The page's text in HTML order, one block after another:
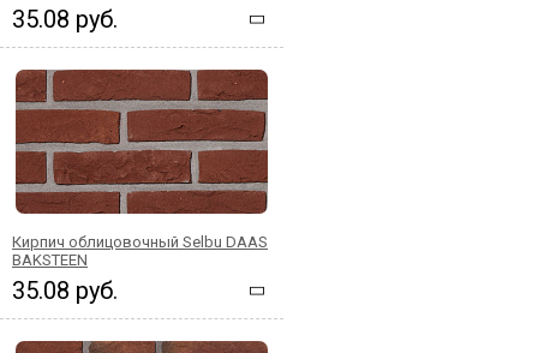
35.08 руб.
Кирпич облицовочный Selbu DAAS
BAKSTEEN
35.08 руб.